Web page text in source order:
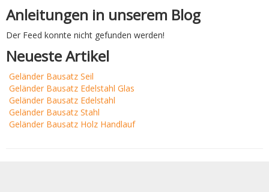
Anleitungen in unserem Blog
Der Feed konnte nicht gefunden werden!
Neueste Artikel
Geländer Bausatz Seil
Geländer Bausatz Edelstahl Glas
Geländer Bausatz Edelstahl
Geländer Bausatz Stahl
Geländer Bausatz Holz Handlauf